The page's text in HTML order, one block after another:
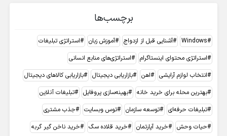
برچسب‌ها
Windows آشنایی قبل از ازدواج آموزش زبان
استراتژی تبلیغات
استراتژی محتوای اینستاگرام
استراتژی‌های منابع انسانی
انتخاب لوازم آرایشی
اهن بازاریابی دیجیتال
بازاریابی کالاهای دیجیتال
بهترین محله برای خرید خانه
بهینه‌سازی پروفایل
تبلیغات آنلاین
تبلیغات حرفه‌ای
توسعه سازمان توس وبسایت
جذب مشتری
حیات وحش
خرید آپارتمان خرید قلاده سگ
خرید ناخن گیر گربه